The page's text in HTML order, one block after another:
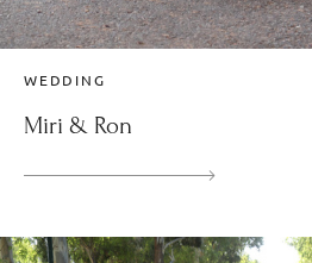
WEDDING
Miri & Ron